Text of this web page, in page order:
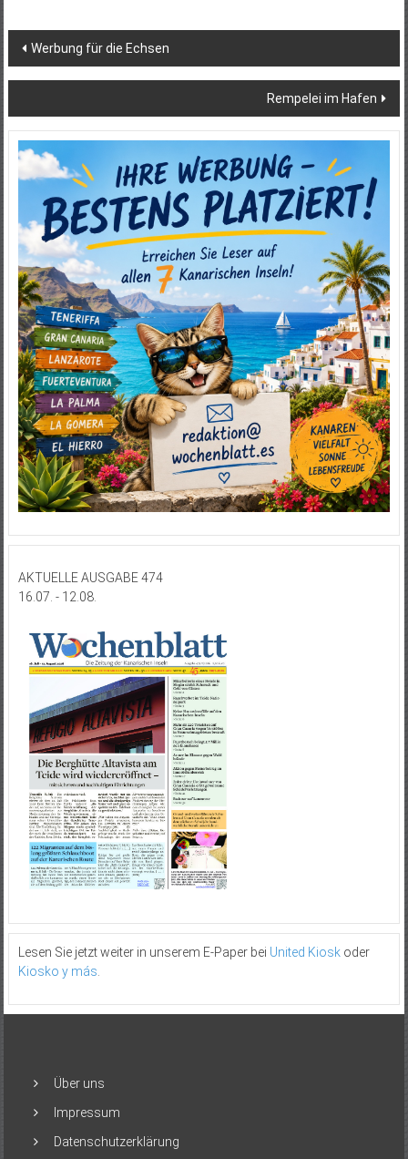
Beitragsnavigation
Werbung für die Echsen
Rempelei im Hafen
AKTUELLE AUSGABE 474
16.07. - 12.08.
Lesen Sie jetzt weiter in unserem E-Paper bei United Kioskoder
Kiosko y más.
Über uns
Impressum
Datenschutzerklärung